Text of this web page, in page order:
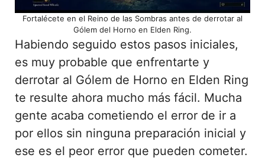
Fortalécete en el Reino de las Sombras antes de derrotar al
Gólem del Horno en Elden Ring.
Habiendo seguido estos pasos iniciales,
es muy probable que enfrentarte y
derrotar al Gólem de Horno en Elden Ring
te resulte ahora mucho más fácil. Mucha
gente acaba cometiendo el error de ir a
por ellos sin ninguna preparación inicial y
ese es el peor error que pueden cometer.